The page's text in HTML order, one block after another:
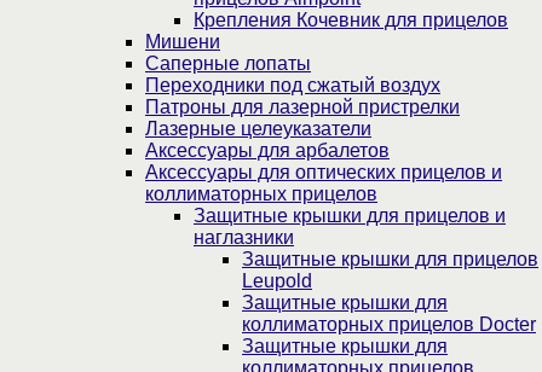
Крепления Кочевник для прицелов
Мишени
Саперные лопаты
Переходники под сжатый воздух
Патроны для лазерной пристрелки
Лазерные целеуказатели
Аксессуары для арбалетов
Аксессуары для оптических прицелов и
коллиматорных прицелов
Защитные крышки для прицелов и
наглазники
Защитные крышки для прицелов
Leupold
Защитные крышки для
коллиматорных прицелов Docter
Защитные крышки для